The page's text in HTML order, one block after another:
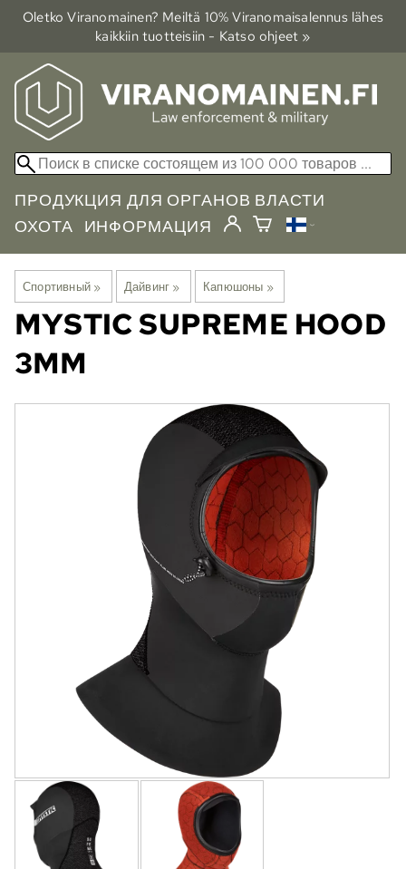
Oletko Viranomainen? Meiltä 10% Viranomais­alennus lähes
kaikkiin tuotteisiin - Katso ohjeet »
ПРОДУКЦИЯ ДЛЯ ОРГАНОВ ВЛАСТИ
ОХОТА
ИНФОРМАЦИЯ
Спортивный ‪» Дайвинг ‪» Капюшоны ‪»
MYSTICSUPREME HOOD
3MM